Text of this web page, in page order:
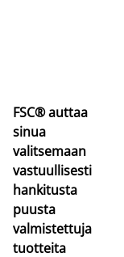
FSC® auttaa
sinua
valitsemaan
vastuullisesti
hankitusta
puusta
valmistettuja
tuotteita